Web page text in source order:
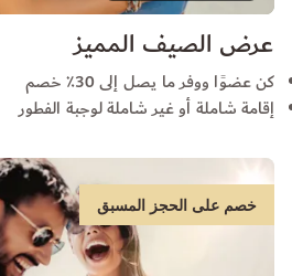
عرض الصيف المميز
كن عضوًا ووفر ما يصل إلى 30٪ خصم
إقامة شاملة أو غير شاملة لوجبة الفطور
خصم على الحجز المسبق